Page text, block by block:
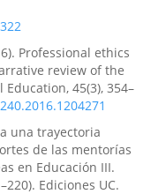
Professional ethics
review of the
45(3), 354–
una trayectoria
de las mentorías
en Educación III.
Ediciones UC.